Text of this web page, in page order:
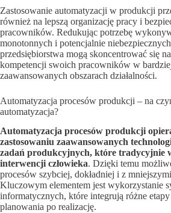
Zastosowanie automatyzacji w produkcji
również na lepszą organizację pracy i
pracowników. Redukując potrzebę
monotonnych i potencjalnie
przedsiębiorstwa mogą skoncentrować się
kompetencji swoich pracowników w
zaawansowanych obszarach działalności.
Automatyzacja procesów produkcji – na
automatyzacja?
Automatyzacja procesów produkcji
zastosowaniu zaawansowanych
zadań produkcyjnych, które tradycyjnie
interwencji człowieka. Dzięki temu
procesów szybciej, dokładniej i z
Kluczowym elementem jest wykorzystanie
informatycznych, które integrują różne
planowania po realizację.